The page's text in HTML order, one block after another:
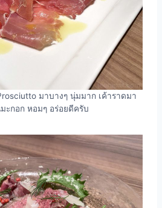
มาบางๆ นุ่มมาก เค้าราดมา
ะกอก หอมๆ อร่อยดีครับ